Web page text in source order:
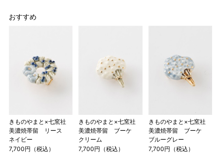
おすすめ
きものやまと×七窯社
美濃焼帯留 リース
ネイビー
7,700円（税込）
きものやまと×七窯社
美濃焼帯留 ブーケ
クリーム
7,700円（税込）
きものやまと×七窯社
美濃焼帯留 ブーケ
ブルーグレー
7,700円（税込）